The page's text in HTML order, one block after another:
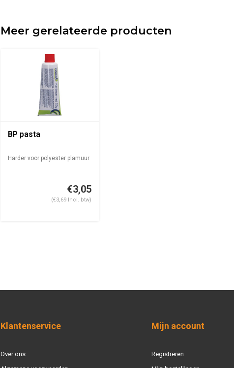
Meer gerelateerde producten
BP pasta
Harder voor polyester plamuur
€3,05
(€3,69 Incl. btw)
Klantenservice
Over ons
Mijn account
Registreren